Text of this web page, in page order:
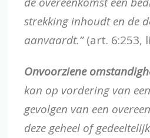
strekking inhoudt en de
aanvaardt.”(art. 6:253,
Onvoorziene
kan op vordering van
gevolgen van een
deze geheel of